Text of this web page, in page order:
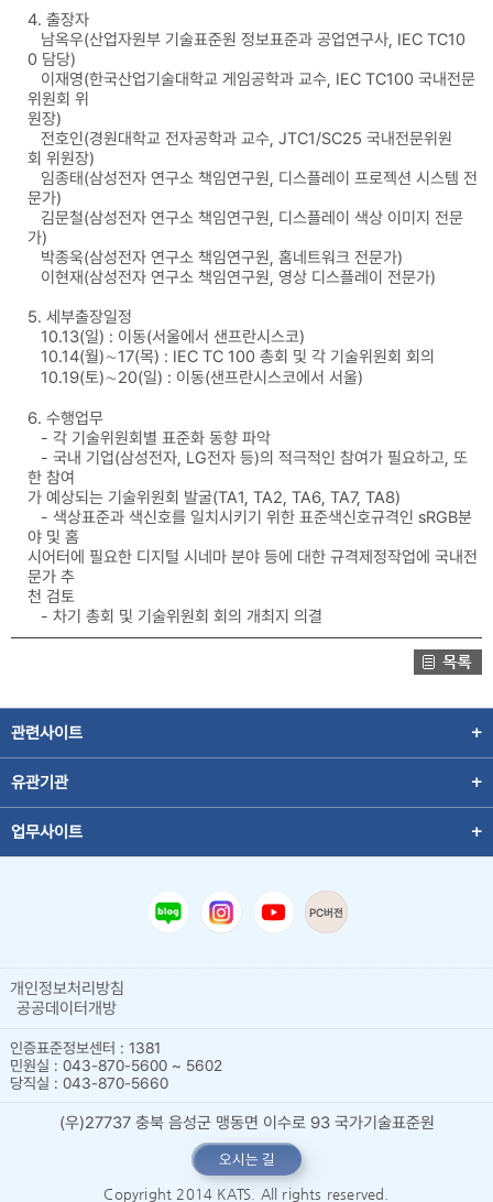
4. 출장자
남옥우(산업자원부 기술표준원 정보표준과 공업연구사, IEC TC10
0 담당)
이재영(한국산업기술대학교 게임공학과 교수, IEC TC100 국내전문
위원회 위
원장)
전호인(경원대학교 전자공학과 교수, JTC1/SC25 국내전문위원
회 위원장)
임종태(삼성전자 연구소 책임연구원, 디스플레이 프로젝션 시스템 전
문가)
김문철(삼성전자 연구소 책임연구원, 디스플레이 색상 이미지 전문
가)
박종욱(삼성전자 연구소 책임연구원, 홈네트워크 전문가)
이현재(삼성전자 연구소 책임연구원, 영상 디스플레이 전문가)
5. 세부출장일정
10.13(일) : 이동(서울에서 샌프란시스코)
10.14(월)∼17(목) : IEC TC 100 총회 및 각 기술위원회 회의
10.19(토)∼20(일) : 이동(샌프란시스코에서 서울)
6. 수행업무
- 각 기술위원회별 표준화 동향 파악
- 국내 기업(삼성전자, LG전자 등)의 적극적인 참여가 필요하고, 또
한 참여
가 예상되는 기술위원회 발굴(TA1, TA2, TA6, TA7, TA8)
- 색상표준과 색신호를 일치시키기 위한 표준색신호규격인 sRGB분
야 및 홈
시어터에 필요한 디지털 시네마 분야 등에 대한 규격제정작업에 국내전
문가 추
천 검토
- 차기 총회 및 기술위원회 회의 개최지 의결
관련사이트
유관기관
업무사이트
PC버전
개인정보처리방침
공공데이터개방
인증표준정보센터 : 1381
민원실 : 043-870-5600 ~ 5602
당직실 : 043-870-5660
(우)27737 충북 음성군 맹동면 이수로 93 국가기술표준원
오시는 길
Copyright 2014 KATS. All rights reserved.